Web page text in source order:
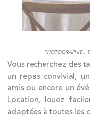
PHOTOGRAPHIE :
Vous recherchez des
un repas convivial,
amis ou encore un
Location, louez
adaptées à toutes les